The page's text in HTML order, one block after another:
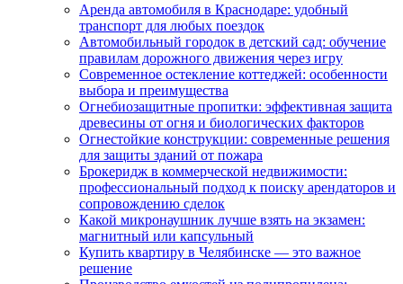
Аренда автомобиля в Краснодаре: удобный
транспорт для любых поездок
Автомобильный городок в детский сад: обучение
правилам дорожного движения через игру
Современное остекление коттеджей: особенности
выбора и преимущества
Огнебиозащитные пропитки: эффективная защита
древесины от огня и биологических факторов
Огнестойкие конструкции: современные решения
для защиты зданий от пожара
Брокеридж в коммерческой недвижимости:
профессиональный подход к поиску арендаторов и
сопровождению сделок
Какой микронаушник лучше взять на экзамен:
магнитный или капсульный
Купить квартиру в Челябинске — это важное
решение